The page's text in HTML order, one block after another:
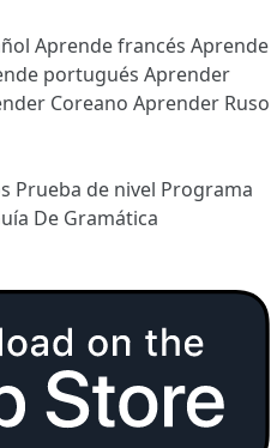
Aprende francés Aprende
portugués Aprender
Coreano Aprender Ruso
Prueba de nivel Programa
De Gramática